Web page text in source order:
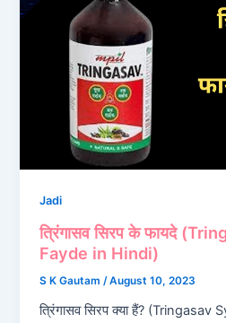
Jadi
त्रिंगासव सिरप के फायदे
Fayde in Hindi)
S K Gautam /August 10, 2023
त्रिंगासव सिरप क्या हैं? (Tringasav